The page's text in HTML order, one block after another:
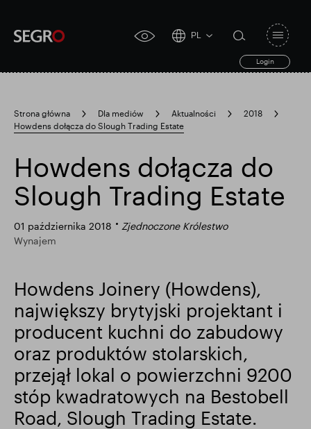
accessibility
PL
Login
search
form
Submit
search
Search
Popularne wyszukiwanie
Wyniki finansowe Aktualizacja handlowa
Inteligentny park
toggle
Strona główna Dla mediów Aktualności
2018
Howdens dołącza do Slough Trading Estate
Howdens dołącza do
Slough Trading Estate
01 października 2018
Zjednoczone Królestwo
Wynajem
Howdens Joinery (Howdens),
największy brytyjski projektant i
producent kuchni do zabudowy
oraz produktów stolarskich,
przejął lokal o powierzchni 9200
stóp kwadratowych na Bestobell
Road, Slough Trading Estate.